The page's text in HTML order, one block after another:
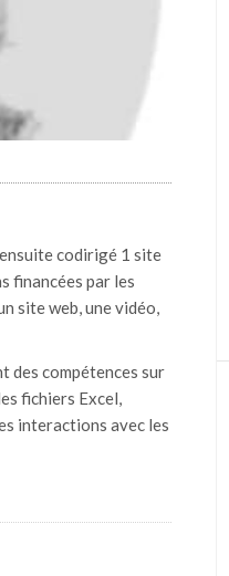
codirigé 1 site
financées par les
site web, une vidéo,
des compétences sur
fichiers Excel,
interactions avec les